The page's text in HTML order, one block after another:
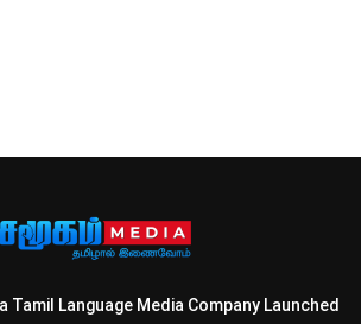
Tamil Language Media Company Launched